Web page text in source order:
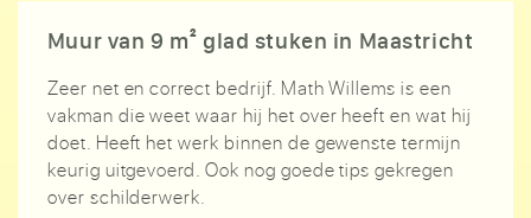
Muur van 9 m² glad stuken in Maastricht
Zeer net en correct bedrijf. Math Willems is een
vakman die weet waar hij het over heeft en wat hij
doet. Heeft het werk binnen de gewenste termijn
keurig uitgevoerd. Ook nog goede tips gekregen
over schilderwerk.